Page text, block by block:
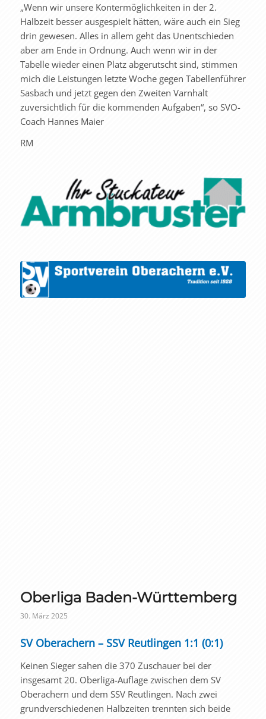
„Wenn wir unsere Kontermöglichkeiten in der 2.
Halbzeit besser ausgespielt hätten, wäre auch ein Sieg
drin gewesen. Alles in allem geht das Unentschieden
aber am Ende in Ordnung. Auch wenn wir in der
Tabelle wieder einen Platz abgerutscht sind, stimmen
mich die Leistungen letzte Woche gegen Tabellenführer
Sasbach und jetzt gegen den Zweiten Varnhalt
zuversichtlich für die kommenden Aufgaben“, so SVO-
Coach Hannes Maier
RM
Oberliga Baden-Württemberg
30. März 2025
SV Oberachern – SSV Reutlingen 1:1 (0:1)
Keinen Sieger sahen die 370 Zuschauer bei der
insgesamt 20. Oberliga-Auflage zwischen dem SV
Oberachern und dem SSV Reutlingen. Nach zwei
grundverschiedenen Halbzeiten trennten sich beide